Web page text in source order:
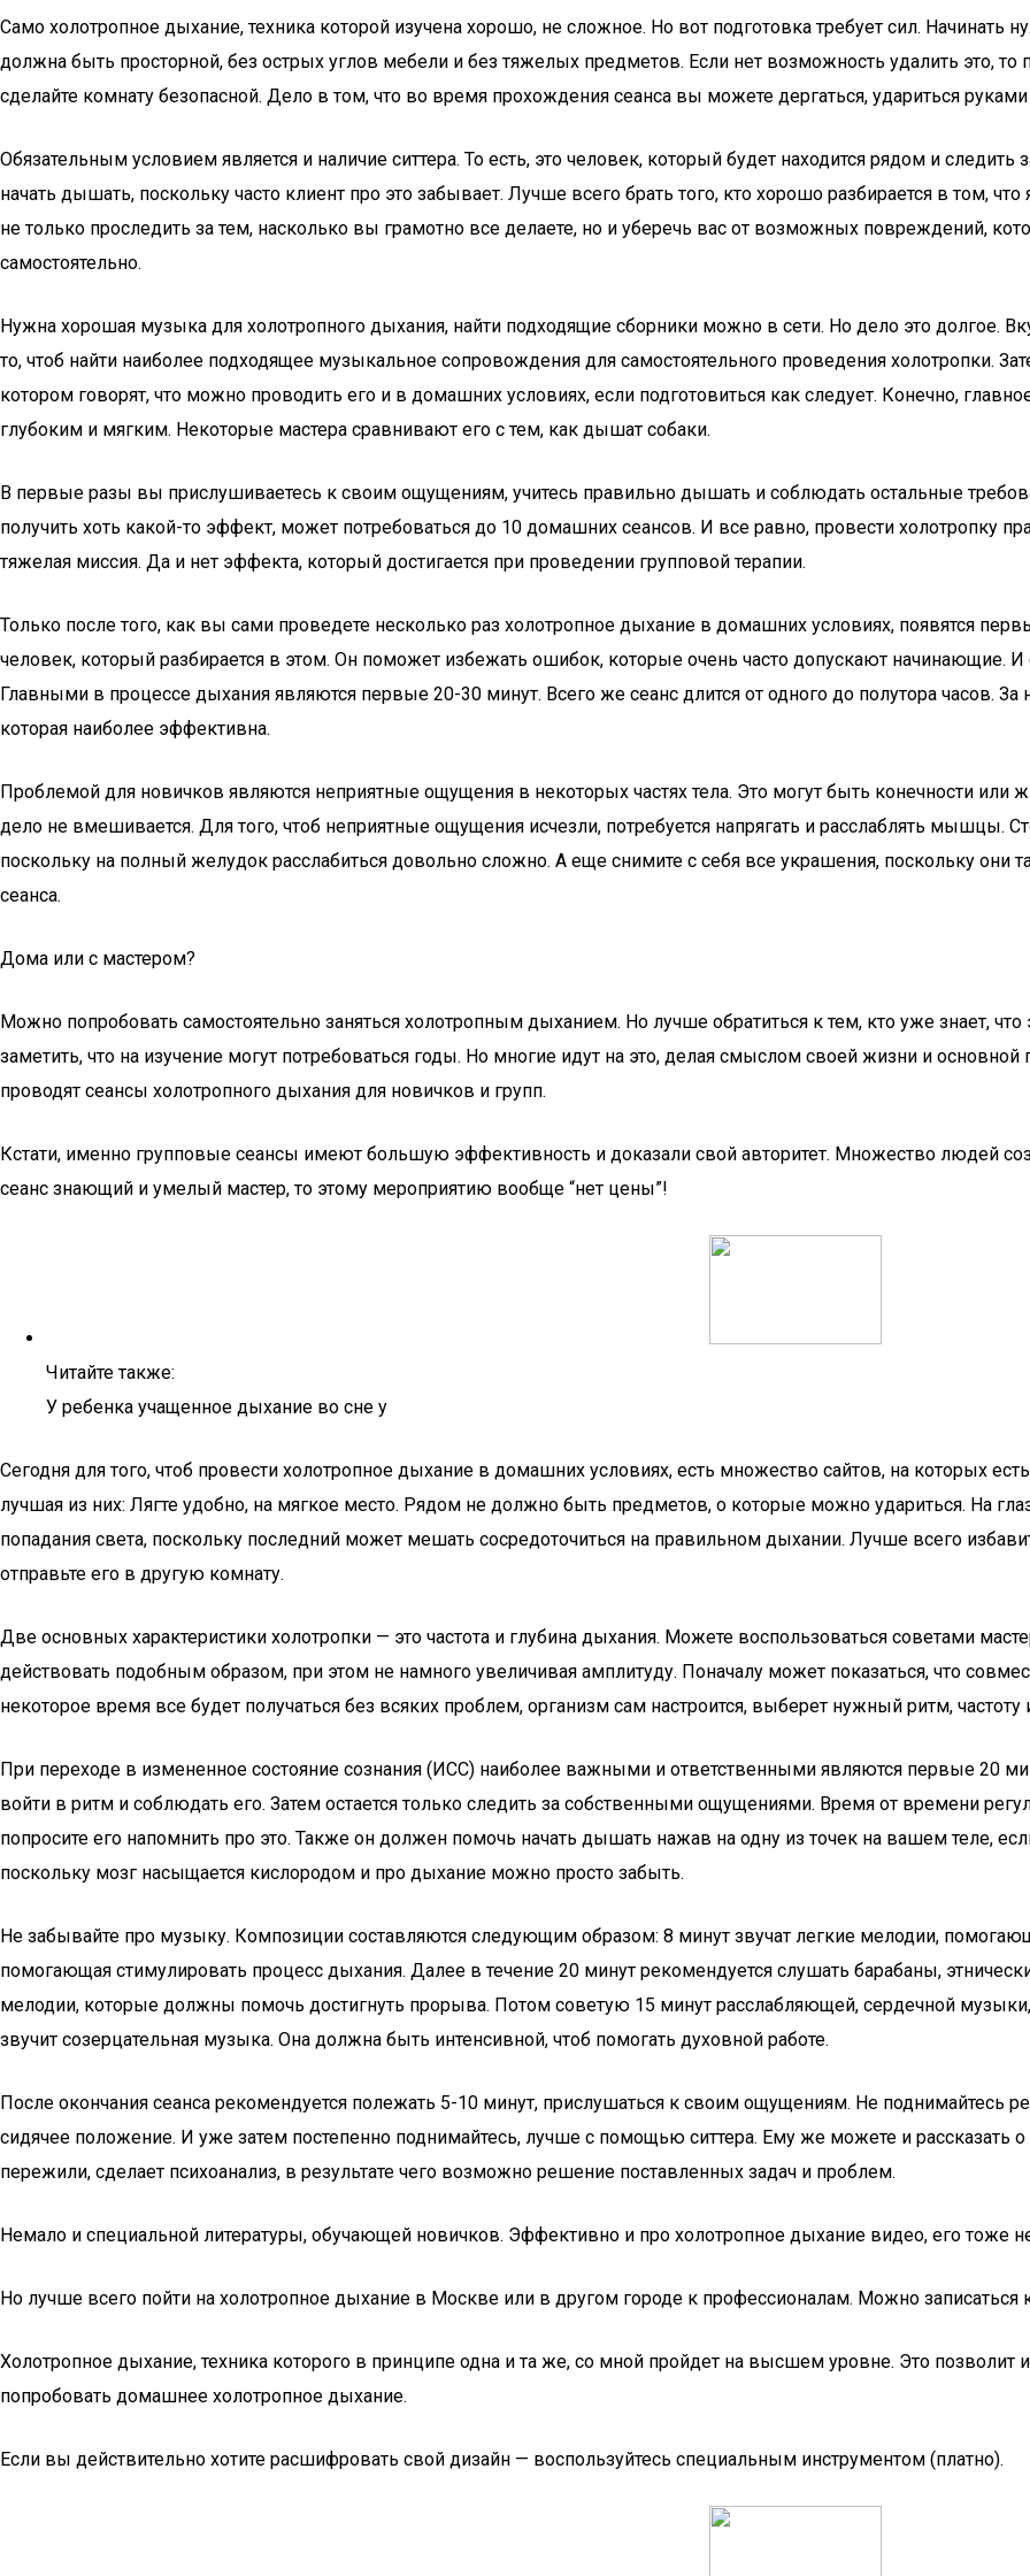
Само холотропное дыхание, техника которой изучена хорошо, не сложное. Но вот подготовка требует сил. Начинать
должна быть просторной, без острых углов мебели и без тяжелых предметов. Если нет возможность удалить это,
сделайте комнату безопасной. Дело в том, что во время прохождения сеанса вы можете дергаться, удариться
Обязательным условием является и наличие ситтера. То есть, это человек, который будет находится рядом и
начать дышать, поскольку часто клиент про это забывает. Лучше всего брать того, кто хорошо разбирается в том,
не только проследить за тем, насколько вы грамотно все делаете, но и уберечь вас от возможных повреждений,
самостоятельно.
Нужна хорошая музыка для холотропного дыхания, найти подходящие сборники можно в сети. Но дело это долгое.
то, чтоб найти наиболее подходящее музыкальное сопровождения для самостоятельного проведения холотропки.
котором говорят, что можно проводить его и в домашних условиях, если подготовиться как следует. Конечно,
глубоким и мягким. Некоторые мастера сравнивают его с тем, как дышат собаки.
В первые разы вы прислушиваетесь к своим ощущениям, учитесь правильно дышать и соблюдать остальные
получить хоть какой-то эффект, может потребоваться до 10 домашних сеансов. И все равно, провести холотропку
тяжелая миссия. Да и нет эффекта, который достигается при проведении групповой терапии.
Только после того, как вы сами проведете несколько раз холотропное дыхание в домашних условиях, появятся
человек, который разбирается в этом. Он поможет избежать ошибок, которые очень часто допускают начинающие.
Главными в процессе дыхания являются первые 20-30 минут. Всего же сеанс длится от одного до полутора часов.
которая наиболее эффективна.
Проблемой для новичков являются неприятные ощущения в некоторых частях тела. Это могут быть конечности или
дело не вмешивается. Для того, чтоб неприятные ощущения исчезли, потребуется напрягать и расслаблять мышцы.
поскольку на полный желудок расслабиться довольно сложно. А еще снимите с себя все украшения, поскольку
сеанса.
Дома или с мастером?
Можно попробовать самостоятельно заняться холотропным дыханием. Но лучше обратиться к тем, кто уже знает, что
заметить, что на изучение могут потребоваться годы. Но многие идут на это, делая смыслом своей жизни и
проводят сеансы холотропного дыхания для новичков и групп.
Кстати, именно групповые сеансы имеют большую эффективность и доказали свой авторитет. Множество людей
сеанс знающий и умелый мастер, то этому мероприятию вообще “нет цены”!
Читайте также:
У ребенка учащенное дыхание во сне у
Сегодня для того, чтоб провести холотропное дыхание в домашних условиях, есть множество сайтов, на которых
лучшая из них: Лягте удобно, на мягкое место. Рядом не должно быть предметов, о которые можно удариться. На
попадания света, поскольку последний может мешать сосредоточиться на правильном дыхании. Лучше всего
отправьте его в другую комнату.
Две основных характеристики холотропки — это частота и глубина дыхания. Можете воспользоваться советами
действовать подобным образом, при этом не намного увеличивая амплитуду. Поначалу может показаться, что
некоторое время все будет получаться без всяких проблем, организм сам настроится, выберет нужный ритм, частоту
При переходе в измененное состояние сознания (ИСС) наиболее важными и ответственными являются первые 20
войти в ритм и соблюдать его. Затем остается только следить за собственными ощущениями. Время от времени
попросите его напомнить про это. Также он должен помочь начать дышать нажав на одну из точек на вашем теле,
поскольку мозг насыщается кислородом и про дыхание можно просто забыть.
Не забывайте про музыку. Композиции составляются следующим образом: 8 минут звучат легкие мелодии,
помогающая стимулировать процесс дыхания. Далее в течение 20 минут рекомендуется слушать барабаны,
мелодии, которые должны помочь достигнуть прорыва. Потом советую 15 минут расслабляющей, сердечной
звучит созерцательная музыка. Она должна быть интенсивной, чтоб помогать духовной работе.
После окончания сеанса рекомендуется полежать 5-10 минут, прислушаться к своим ощущениям. Не поднимайтесь
сидячее положение. И уже затем постепенно поднимайтесь, лучше с помощью ситтера. Ему же можете и рассказать
пережили, сделает психоанализ, в результате чего возможно решение поставленных задач и проблем.
Немало и специальной литературы, обучающей новичков. Эффективно и про холотропное дыхание видео, его тоже
Но лучше всего пойти на холотропное дыхание в Москве или в другом городе к профессионалам. Можно записаться
Холотропное дыхание, техника которого в принципе одна и та же, со мной пройдет на высшем уровне. Это позволит
попробовать домашнее холотропное дыхание.
Если вы действительно хотите расшифровать свой дизайн — воспользуйтесь специальным инструментом (платно).